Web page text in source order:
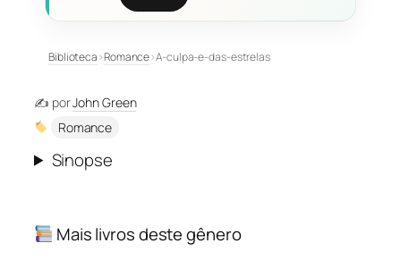
Biblioteca›Romance›A-culpa-e-das-estrelas
✍️ porJohn Green
Romance
Sinopse
Mais livros deste gênero